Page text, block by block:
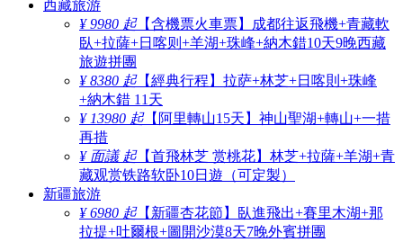
西藏旅游
¥ 9980 起【含機票火車票】成都往返飛機+青藏軟
臥+拉薩+日喀则+羊湖+珠峰+納木錯10天9晚西藏
旅遊拼團
¥ 8380 起【經典行程】拉萨+林芝+日喀則+珠峰
+納木錯 11天
¥ 13980 起【阿里轉山15天】神山聖湖+轉山+一措
再措
¥ 面議 起【首飛林芝 赏桃花】林芝+拉薩+羊湖+青
藏观赏铁路软卧10日遊（可定製）
新疆旅游
¥ 6980 起【新疆杏花節】臥進飛出+賽里木湖+那
拉提+吐爾根+圖開沙漠8天7晚外賓拼團